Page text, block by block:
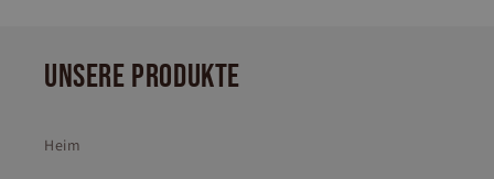
UNSERE PRODUKTE
Heim